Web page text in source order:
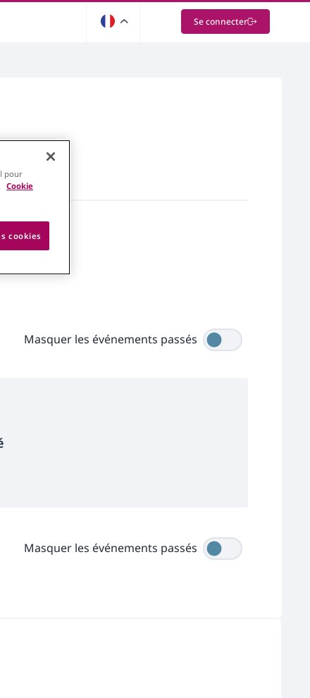
Se connecter
Masquer les événements passés
Masquer les événements passés
pour
Cookie
cookies